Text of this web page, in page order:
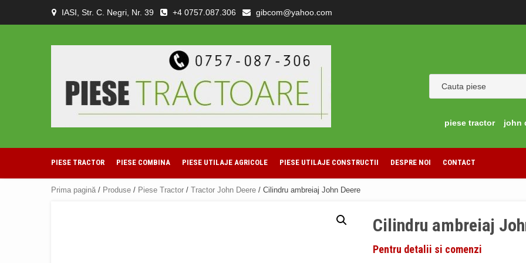
IASI, Str. C. Negri, Nr. 39 +4 0757.087.306 gibcom@yahoo.com
piese tractor
john
PIESE TRACTOR PIESE COMBINA PIESE UTILAJE AGRICOLE PIESE UTILAJE CONSTRUCTII DESPRE NOI CONTACT
Prima pagină / Produse / Piese Tractor / Tractor John Deere / Cilindru ambreiaj John Deere
Cilindru ambreiaj
Pentru detalii si comenzi